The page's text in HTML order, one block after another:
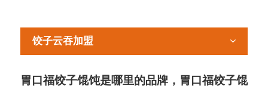
饺子云吞加盟
胃口福饺子馄饨是哪里的品牌，胃口福饺子馄